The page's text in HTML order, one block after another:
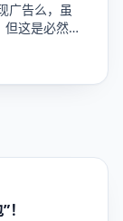
广告么，虽
这是必然终